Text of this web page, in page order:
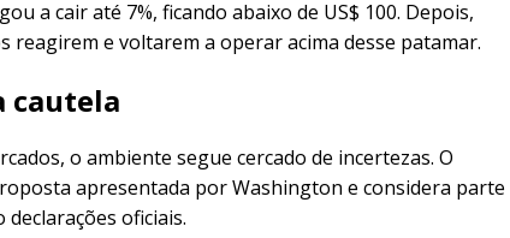
a cair até 7%, ficando abaixo de US$ 100. Depois,
reagirem e voltarem a operar acima desse patamar.
cautela
o ambiente segue cercado de incertezas. O
apresentada por Washington e considera parte
declarações oficiais.